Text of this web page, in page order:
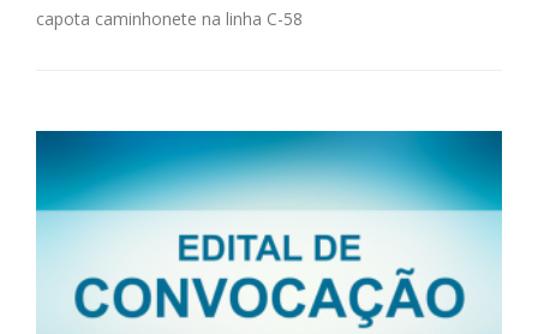
capota caminhonete na linha C-58